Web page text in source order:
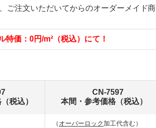
ご注文いただいてからのオーダーメイド商
特価：0円/m²（税込）にて！
税込）
CN-7597
本間・参考価格（税込）
（ オーバーロック 加工代含む）